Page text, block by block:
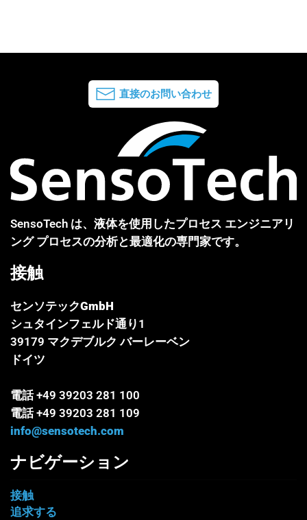
直接のお問い合わせ
SensoTech は、液体を使用したプロセス エンジニアリ
ング プロセスの分析と最適化の専門家です。
接触
センソテックGmbH
シュタインフェルド通り1
39179 マクデブルク バーレーベン
ドイツ
電話 +49 39203 281 100
電話 +49 39203 281 109
info@sensotech.com
ナビゲーション
接触
追求する